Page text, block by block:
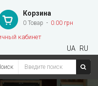
Корзина
0 Товар 0.00 грн
кабинет
UA RU